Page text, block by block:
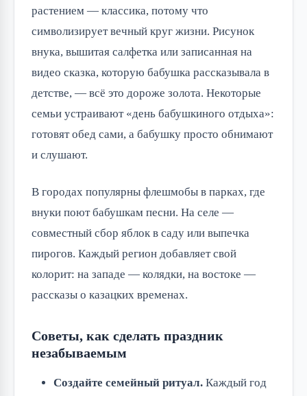
растением — классика, потому что
символизирует вечный круг жизни. Рисунок
внука, вышитая салфетка или записанная на
видео сказка, которую бабушка рассказывала в
детстве, — всё это дороже золота. Некоторые
семьи устраивают «день бабушкиного отдыха»:
готовят обед сами, а бабушку просто обнимают
и слушают.
В городах популярны флешмобы в парках, где
внуки поют бабушкам песни. На селе —
совместный сбор яблок в саду или выпечка
пирогов. Каждый регион добавляет свой
колорит: на западе — колядки, на востоке —
рассказы о казацких временах.
Советы, как сделать праздник
незабываемым
Создайте семейный ритуал. Каждый год